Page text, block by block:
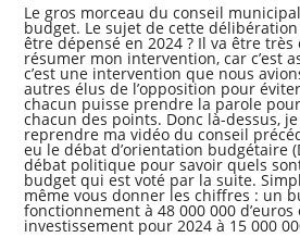
Le gros morceau du conseil
budget. Le sujet de cette délibération
être dépensé en 2024 ? Il va être
résumer mon intervention, car c’est
c’est une intervention que nous
autres élus de l’opposition pour
chacun puisse prendre la parole
chacun des points. Donc là-dessus,
reprendre ma vidéo du conseil
eu le débat d’orientation budgétaire
débat politique pour savoir quels
budget qui est voté par la suite.
même vous donner les chiffres : un
fonctionnement à 48 000 000
investissement pour 2024 à 15 000